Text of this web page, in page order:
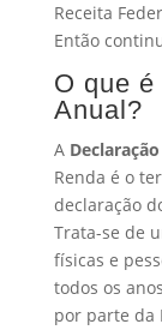
Receita
Então
O que
Anual?
A
Renda é o
declaração
Trata-se de
físicas e
todos os
por parte da